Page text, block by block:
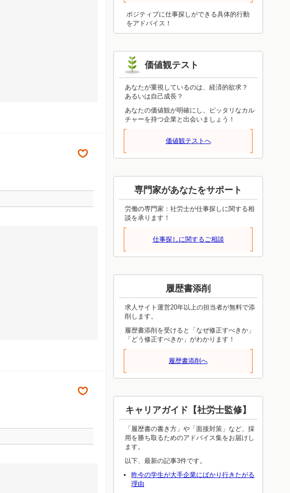
まったらそこで終了です。焦って無理を
押し通さず、しっかり根差していけるよ
うに状況を整えてください。それが前進
ポジティブに仕事探しができる具体的行動
をアドバイス！
価値観テスト
あなたが重視しているのは、経済的欲求？
あるいは自己成長？
あなたの価値観が明確にし、ピッタリなカル
チャーを持つ企業と出会いましょう！
価値観テストへ
専門家があなたをサポート
労働の専門家：社労士が仕事探しに関する相
談を承ります！
仕事探しに関するご相談
履歴書添削
求人サイト運営20年以上の担当者が無料で添
削します。
履歴書添削を受けると「なぜ修正すべきか」
「どう修正すべきか」がわかります！
履歴書添削へ
キャリアガイド【社労士監修】
「履歴書の書き方」や「面接対策」など、採
用を勝ち取るためのアドバイス集をお届けし
ます。
以下、最新の記事3件です。
昨今の学生が大手企業にばかり行きたがる
理由